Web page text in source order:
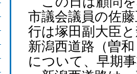
市議会議員の佐
行は塚田副大臣
新潟西道路（曽
について、早期